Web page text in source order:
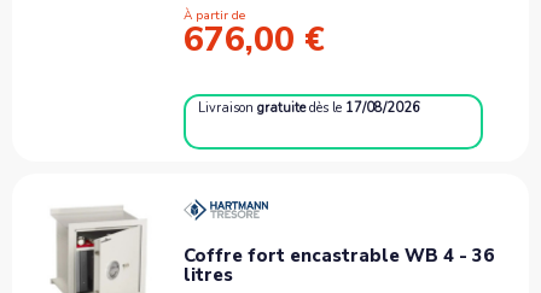
À partir de
676,00 €
Livraisongratuite dès le 17/08/2026
Coffre fort encastrable WB 4 - 36
litres